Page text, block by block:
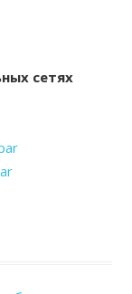
сетях